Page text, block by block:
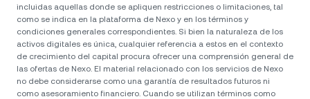
incluidas aquellas donde se apliquen restricciones o limitaciones, tal
como se indica en la plataforma de Nexo y en los términos y
condiciones generales correspondientes. Si bien la naturaleza de los
activos digitales es única, cualquier referencia a estos en el contexto
de crecimiento del capital procura ofrecer una comprensión general de
las ofertas de Nexo. El material relacionado con los servicios de Nexo
no debe considerarse como una garantía de resultados futuros ni
como asesoramiento financiero. Cuando se utilizan términos como